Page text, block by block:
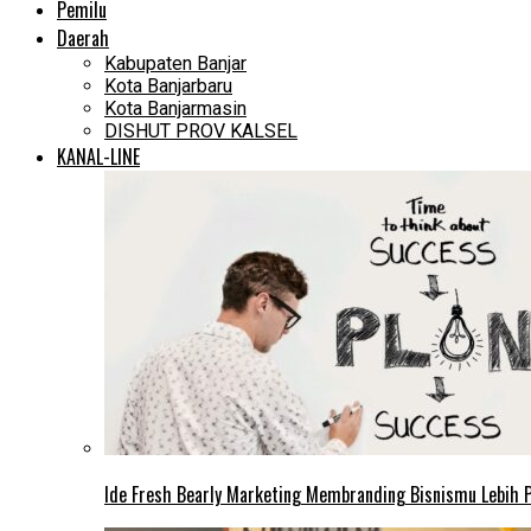
Pemilu
Daerah
Kabupaten Banjar
Kota Banjarbaru
Kota Banjarmasin
DISHUT PROV KALSEL
KANAL-LINE
Ide Fresh Bearly Marketing Membranding Bisnismu Lebih